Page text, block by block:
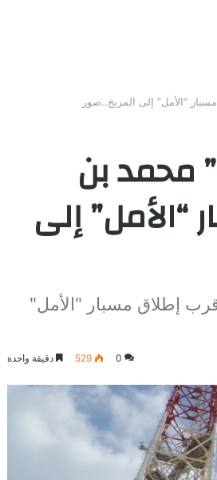
“الأمل” إلى المريخ..صور
محمد بن
إلى
إطلاق مسبار "الأمل"
0
529 دقيقة واحدة